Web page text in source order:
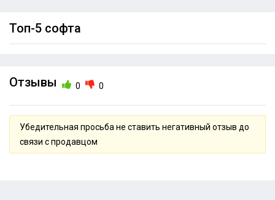
Топ-5 софта
Отзывы 0 0
Убедительная просьба не ставить негативный отзыв до
связи с продавцом